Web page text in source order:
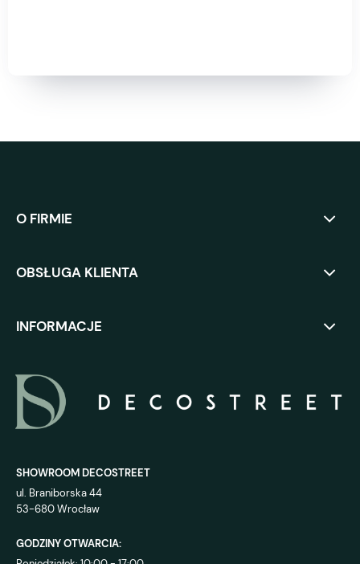
O FIRMIE
OBSŁUGA KLIENTA
INFORMACJE
SHOWROOM DECOSTREET
ul. Braniborska 44
53-680 Wrocław
GODZINY OTWARCIA: